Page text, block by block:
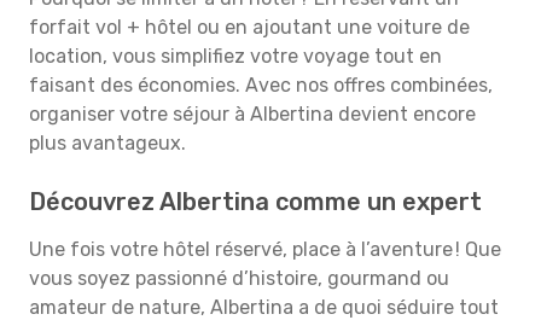
forfait vol + hôtel ou en ajoutant une voiture de
location, vous simplifiez votre voyage tout en
faisant des économies. Avec nos offres combinées,
organiser votre séjour à Albertina devient encore
plus avantageux.
Découvrez Albertina comme un expert
Une fois votre hôtel réservé, place à l’aventure ! Que
vous soyez passionné d’histoire, gourmand ou
amateur de nature, Albertina a de quoi séduire tout